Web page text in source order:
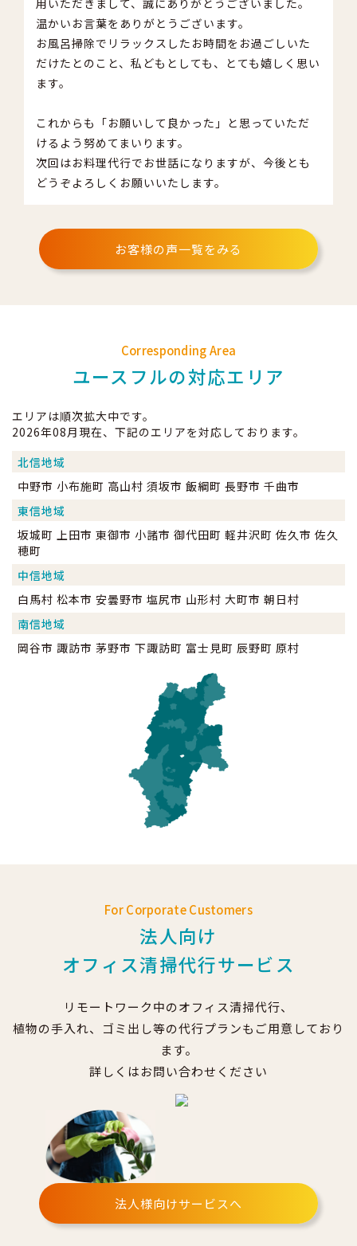
用いただきまして、誠にありがとうございました。
温かいお言葉をありがとうございます。
お風呂掃除でリラックスしたお時間をお過ごしいた
だけたとのこと、私どもとしても、とても嬉しく思い
ます。
これからも「お願いして良かった」と思っていただ
けるよう努めてまいります。
次回はお料理代行でお世話になりますが、今後とも
どうぞよろしくお願いいたします。
お客様の声一覧をみる
Corresponding Area
ユースフルの対応エリア
エリアは順次拡大中です。
2026年08月現在、下記のエリアを対応しております。
北信地域
中野市 小布施町 高山村 須坂市 飯綱町 長野市 千曲市
東信地域
坂城町 上田市 東御市 小諸市 御代田町 軽井沢町 佐久市 佐久
穂町
中信地域
白馬村 松本市 安曇野市 塩尻市 山形村 大町市 朝日村
南信地域
岡谷市 諏訪市 茅野市 下諏訪町 富士見町 辰野町 原村
For Corporate Customers
法人向け
オフィス清掃代行サービス
リモートワーク中のオフィス清掃代行、
植物の手入れ、ゴミ出し等の代行プランもご用意しており
ます。
詳しくはお問い合わせください
法人様向けサービスへ